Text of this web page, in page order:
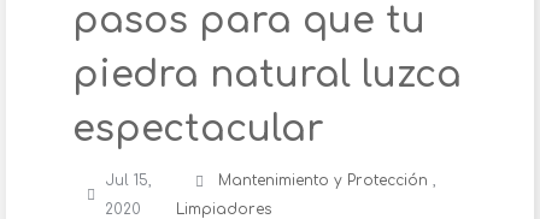
pasos para que tu
piedra natural luzca
espectacular
Jul 15,
2020
Mantenimiento y Protección ,
Limpiadores